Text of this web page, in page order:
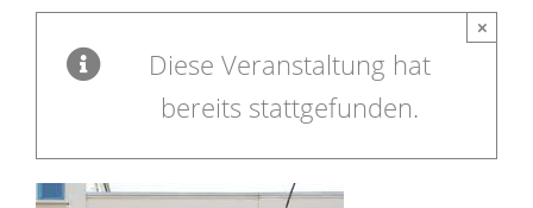
Diese Veranstaltung hat
bereits stattgefunden.
×